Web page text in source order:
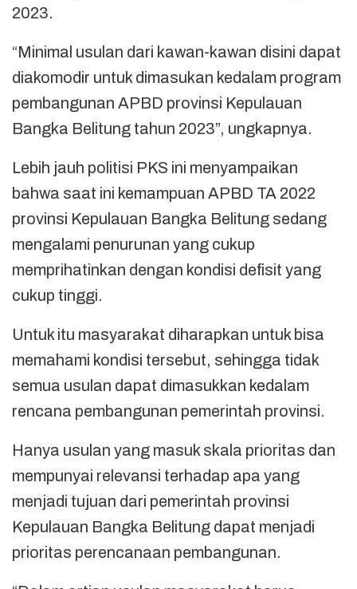
2023.
“Minimal usulan dari kawan-kawan disini dapat
diakomodir untuk dimasukan kedalam program
pembangunan APBD provinsi Kepulauan
Bangka Belitung tahun 2023”, ungkapnya.
Lebih jauh politisi PKS ini menyampaikan
bahwa saat ini kemampuan APBD TA 2022
provinsi Kepulauan Bangka Belitung sedang
mengalami penurunan yang cukup
memprihatinkan dengan kondisi defisit yang
cukup tinggi.
Untuk itu masyarakat diharapkan untuk bisa
memahami kondisi tersebut, sehingga tidak
semua usulan dapat dimasukkan kedalam
rencana pembangunan pemerintah provinsi.
Hanya usulan yang masuk skala prioritas dan
mempunyai relevansi terhadap apa yang
menjadi tujuan dari pemerintah provinsi
Kepulauan Bangka Belitung dapat menjadi
prioritas perencanaan pembangunan.